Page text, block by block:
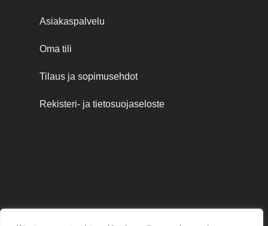
Asiakaspalvelu
Oma tili
Tilaus ja sopimusehdot
Rekisteri- ja tietosuojaseloste